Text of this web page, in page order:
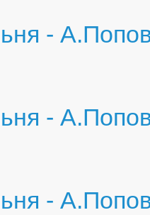
-
-
-